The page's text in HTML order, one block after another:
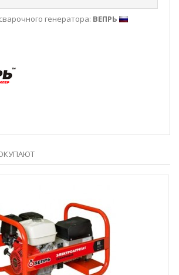
генератора: ВЕПРЬ